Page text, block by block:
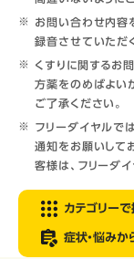
お問い合わせ内容
録音させていただ
くすりに関するお
方薬をのめばよい
ご了承ください。
フリーダイヤルで
通知をお願いして
客様は、フリーダ
カテゴリーで
症状・悩みか